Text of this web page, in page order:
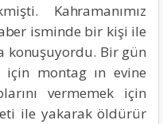
Kahramanımız
isminde bir kişi ile
konuşuyordu. Bir gün
montag ın evine
vermemek için
ile yakarak öldürür